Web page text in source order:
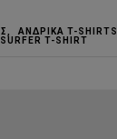
,
ΑΝΔΡΙΚΆ T-SHIRTS
T-SHIRT